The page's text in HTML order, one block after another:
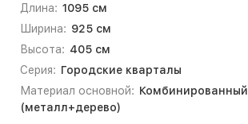
Длина: 1095 см
Ширина: 925 см
Высота: 405 см
Серия: Городские кварталы
Материал основной: Комбинированный
(металл+дерево)